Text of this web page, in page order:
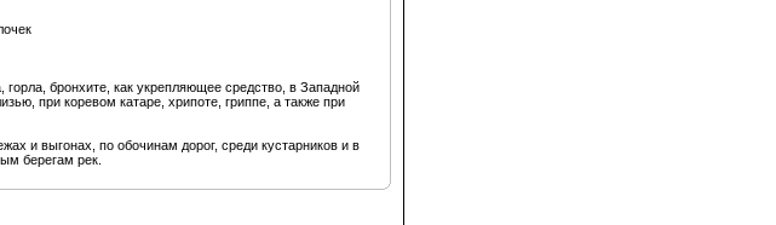
бронхите, как укрепляющее средство, в Западной
при коревом катаре, хрипоте, гриппе, а также при
и выгонах, по обочинам дорог, среди кустарников и в
берегам рек.